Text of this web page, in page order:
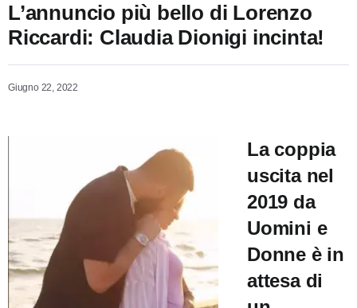
L’annuncio più bello di Lorenzo
Riccardi: Claudia Dionigi incinta!
Giugno 22, 2022
La coppia
uscita nel
2019 da
Uomini e
Donne è in
attesa di